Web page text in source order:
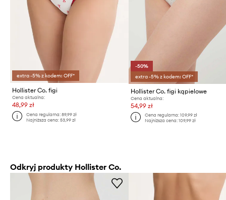
extra -5% z kodem: OFF*
Hollister Co. figi
Cena aktualna:
48,99 zł
Cena regularna:89,99 zł
Najniższa cena:53,99 zł
-50%
extra -5% z kodem: OFF*
Hollister Co. figi kąpielowe
Cena aktualna:
54,99 zł
Cena regularna: 109,99 zł
Najniższa cena: 109,99 zł
Odkryj produkty Hollister Co.